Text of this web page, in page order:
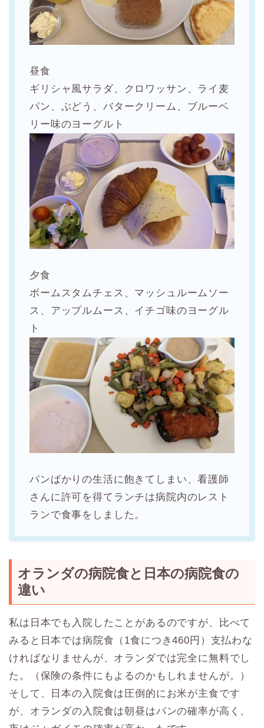
昼食
ギリシャ風サラダ、クロワッサン、ライ麦
パン、ぶどう、バタークリーム、ブルーベ
リー味のヨーグルト
夕食
ボームスタムチェス、マッシュルームソー
ス、アップルムース、イチゴ味のヨーグル
ト
パンばかりの生活に飽きてしまい、看護師
さんに許可を得てランチは病院内のレスト
ランで食事をしました。
オランダの病院食と日本の病院食の
違い
私は日本でも入院したことがあるのですが、比べて
みると日本では病院食（1食につき460円）支払わな
ければなりませんが、オランダでは完全に無料でし
た。（保険の条件にもよるのかもしれませんが。）
そして、日本の入院食は圧倒的にお米が主食です
が、オランダの入院食は朝昼はパンの確率が高く、